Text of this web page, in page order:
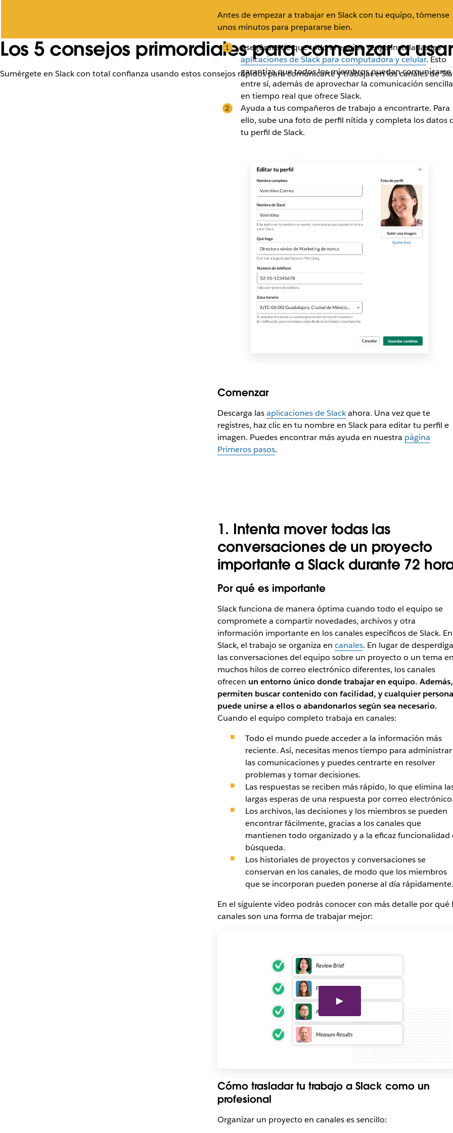
Los 5 consejos primordiales para comenzar a
Sumérgete en Slack con total confianza usando estos consejos rápidos para comunicarte y trabajar en los canales de
Antes de empezar a trabajar en Slack con tu equipo, tómense
unos minutos para prepararse bien.
Asegúrate de que todo el equipo tenga instaladas las
aplicaciones de Slack para computadora y celular. Esto
garantiza que todos los miembros puedan comunicarse
entre sí, además de aprovechar la comunicación
en tiempo real que ofrece Slack.
Ayuda a tus compañeros de trabajo a encontrarte. Para
ello, sube una foto de perfil nítida y completa los datos
tu perfil de Slack.
Comenzar
Descarga lasaplicaciones de Slackahora. Una vez que te
registres, haz clic en tu nombre en Slack para editar tu perfil e
imagen. Puedes encontrar más ayuda en nuestra página
Primeros pasos.
1. Intenta mover todas las
conversaciones de un proyecto
importante a Slack durante 72
Por qué es importante
Slack funciona de manera óptima cuando todo el equipo se
compromete a compartir novedades, archivos y otra
información importante en los canales específicos de Slack. En
Slack, el trabajo se organiza en canales. En lugar de
las conversaciones del equipo sobre un proyecto o un tema en
muchos hilos de correo electrónico diferentes, los canales
ofrecen un entorno único donde trabajar en equipo. Además,
permiten buscar contenido con facilidad, y cualquier persona
puede unirse a ellos o abandonarlos según sea necesario.
Cuando el equipo completo trabaja en canales:
Todo el mundo puede acceder a la información más
reciente. Así, necesitas menos tiempo para administrar
las comunicaciones y puedes centrarte en resolver
problemas y tomar decisiones.
Las respuestas se reciben más rápido, lo que elimina
largas esperas de una respuesta por correo electrónico.
Los archivos, las decisiones y los miembros se pueden
encontrar fácilmente, gracias a los canales que
mantienen todo organizado y a la eficaz funcionalidad
búsqueda.
Los historiales de proyectos y conversaciones se
conservan en los canales, de modo que los miembros
que se incorporan pueden ponerse al día rápidamente.
En el siguiente video podrás conocer con más detalle por qué
canales son una forma de trabajar mejor:
Cómo trasladar tu trabajo a Slack como un
profesional
Organizar un proyecto en canales es sencillo: